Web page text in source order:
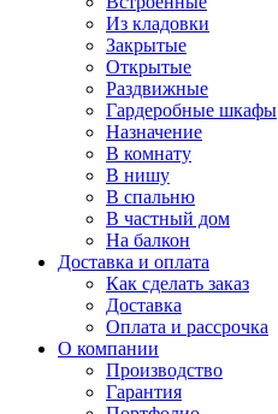
Из кладовки
Закрытые
Открытые
Раздвижные
Гардеробные шкафы
Назначение
В комнату
В нишу
В спальню
В частный дом
На балкон
Доставка и оплата
Как сделать заказ
Доставка
Оплата и рассрочка
О компании
Производство
Гарантия